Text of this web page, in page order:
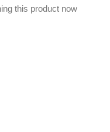
this product now!